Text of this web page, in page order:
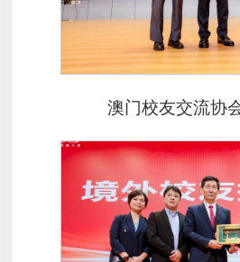
澳门校友交流协